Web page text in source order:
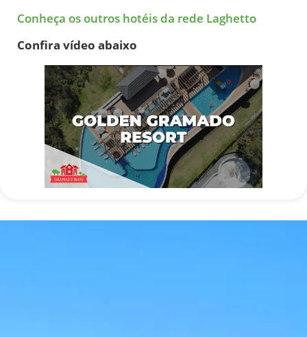
Conheça os outros hotéis da rede Laghetto
Confira vídeo abaixo